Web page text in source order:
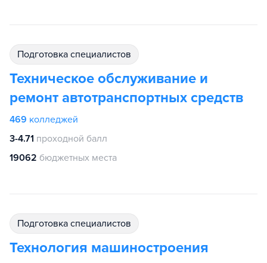
подготовка специалистов
Техническое обслуживание и
ремонт автотранспортных средств
469 колледжей
3-4.71 проходной балл
19062 бюджетных места
подготовка специалистов
Технология машиностроения